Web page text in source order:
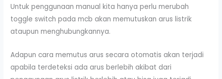
Untuk penggunaan manual kita hanya perlu merubah
toggle switch pada mcb akan memutuskan arus listrik
ataupun menghubungkannya.
Adapun cara memutus arus secara otomatis akan terjadi
apabila terdeteksi ada arus berlebih akibat dari